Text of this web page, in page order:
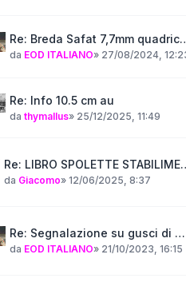
Re: Breda Safat 7,7mm
da EOD ITALIANO» 27/08/2024,
Re: Info 10.5 cm au
da thymallus» 25/12/2025, 11:49
Re: LIBRO SPOLETTE
da Giacomo» 12/06/2025, 8:37
Re: Segnalazione su gusci di …
da EOD ITALIANO» 21/10/2023, 16:15